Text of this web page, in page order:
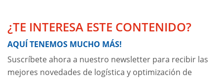
¿TE INTERESA ESTE CONTENIDO?
AQUÍ TENEMOS MUCHO MÁS!
Suscríbete ahora a nuestro newsletter para recibir las
mejores novedades de logística y optimización de